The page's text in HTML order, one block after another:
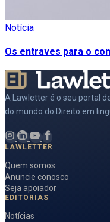
Notícia
Os entraves para o
A Lawletter é o seu portal
do mundo do Direito em
LAWLETTER
Quem somos
Anuncie conosco
Seja apoiador
EDITORIAS
Notícias